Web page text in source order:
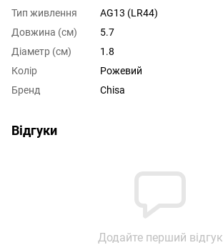
Тип живлення
AG13 (LR44)
Довжина (см)
5.7
Діаметр (см)
1.8
Колір
Рожевий
Бренд
Chisa
Відгуки
Додайте перший відгук